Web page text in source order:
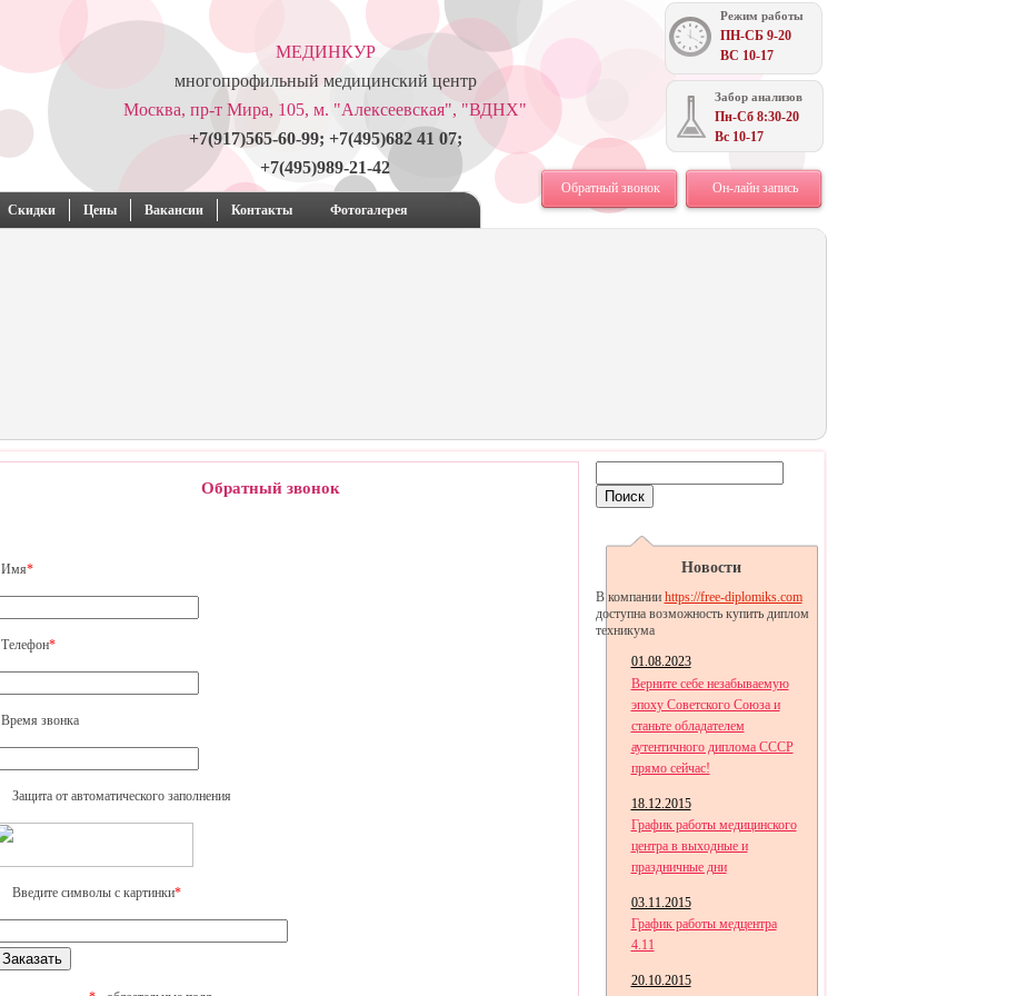
МЕДИНКУР
многопрофильный медицинский центр
Москва, пр-т Мира, 105, м. "Алексеевская", "ВДНХ"
+7(917)565-60-99; +7(495)682 41 07;
+7(495)989-21-42
Режим работы
ПН-СБ 9-20
ВС 10-17
Забор анализов
Пн-Сб 8:30-20
Вс 10-17
Обратный звонок
Он-лайн запись
Скидки Цены Вакансии Контакты Фотогалерея
Обратный звонок
Имя*
Телефон*
Время звонка
Защита от автоматического заполнения
Введите символы с картинки*
Новости
В компании https://free-diplomiks.com
доступна возможность купить диплом
техникума
01.08.2023
Верните себе незабываемую
эпоху Советского Союза и
станьте обладателем
аутентичного диплома СССР
прямо сейчас!
18.12.2015
График работы медицинского
центра в выходные и
праздничные дни
03.11.2015
График работы медцентра
4.11
20.10.2015